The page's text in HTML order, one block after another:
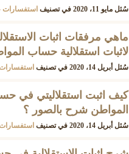
سُئل مايو 11، 2020 في تصنيف استفسارات
ماهي مرفقات اثبات
لاثبات استقلالية حساب
سُئل أبريل 14، 2020 في تصنيف
كيف اثبت استقلاليتي في
المواطن شرح بالصور ؟
سُئل أبريل 14، 2020 في تصنيف